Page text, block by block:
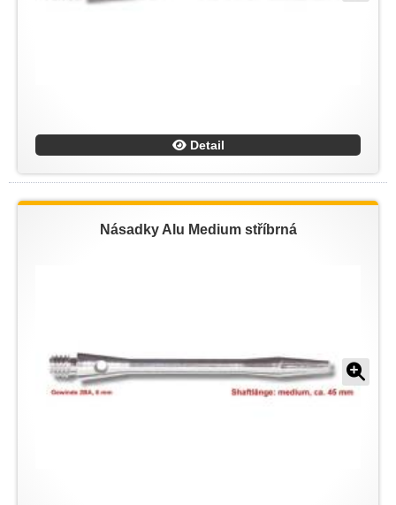
Detail
Násadky Alu Medium stříbrná